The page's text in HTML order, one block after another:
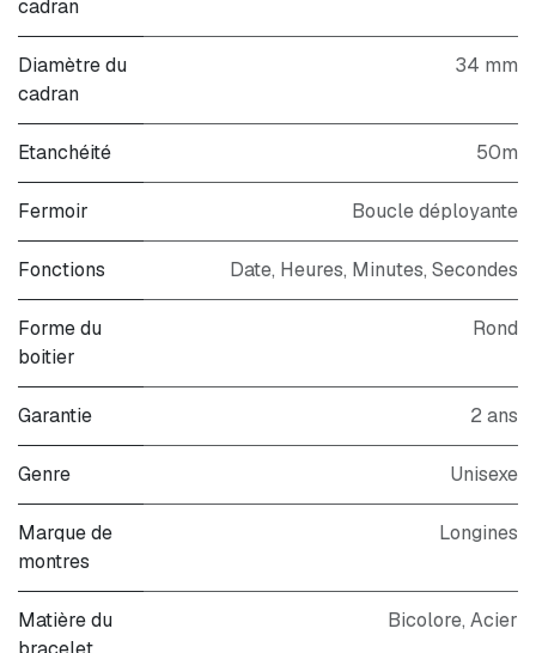
cadran
Diamètre du
cadran
34 mm
Etanchéité 50m
Fermoir Boucle déployante
Fonctions Date, Heures, Minutes, Secondes
Forme du
boitier
Rond
Garantie 2 ans
Genre Unisexe
Marque de
montres
Longines
Matière du
Bicolore, Acier